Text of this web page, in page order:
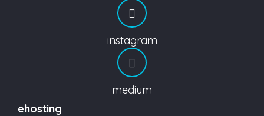
instagram
medium
ehosting